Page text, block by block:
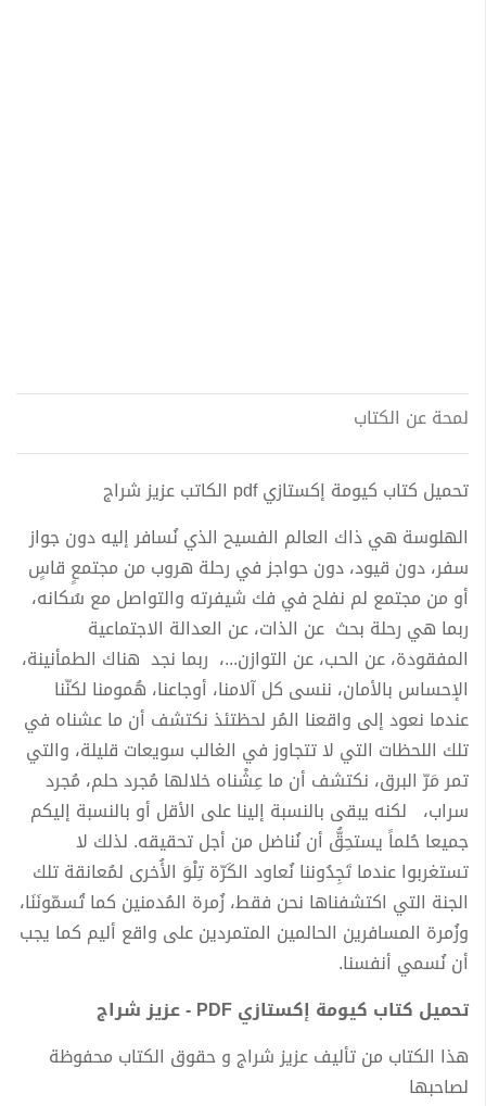
لمحة عن الكتاب
تحميل كتاب كيومة إكستازي pdf الكاتب عزيز شراج
الهلوسة هي ذاك العالم الفسيح الذي نُسافر إليه دون جواز
سفر، دون قيود، دون حواجز في رحلة هروب من مجتمعٍ قاسٍ
أو من مجتمع لم نفلح في فك شيفرته والتواصل مع سُكانه،
ربما هي رحلة بحث عن الذات، عن العدالة الاجتماعية
المفقودة، عن الحب، عن التوازن...، ربما نجد هناك الطمأنينة،
الإحساس بالأمان، ننسى كل آلامنا، أوجاعنا، هُمومنا لكنّنا
عندما نعود إلى واقعنا المُر لحظتئذ نكتشف أن ما عشناه في
تلك اللحظات التي لا تتجاوز في الغالب سويعات قليلة، والتي
تمر مَرّ البرق، نكتشف أن ما عِشْناه خلالها مُجرد حلم، مُجرد
سراب، لكنه يبقى بالنسبة إلينا على الأقل أو بالنسبة إليكم
جميعا حُلماً يستحِقُّ أن نُناضل من أجل تحقيقه. لذلك لا
تستغربوا عندما تَجِدُوننا نُعاود الكَرّة تِلْوَ الأُخرى لمُعانقة تلك
الجنة التي اكتشفناها نحن فقط، زُمرة المُدمنين كما تُسمّونَنَا،
وزُمرة المسافرين الحالمين المتمردين على واقع أليم كما يجب
أن نُسمي أنفسنا.
تحميل كتاب كيومة إكستازي PDF - عزيز شراج
هذا الكتاب من تأليف عزيز شراج و حقوق الكتاب محفوظة
لصاحبها